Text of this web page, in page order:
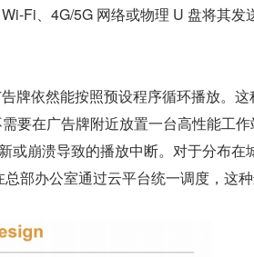
Fi、4G/5G 网络或物理 U 盘将其发
牌依然能按照预设程序循环播放。这
要在广告牌附近放置一台高性能工作
或崩溃导致的播放中断。对于分布在
部办公室通过云平台统一调度，这